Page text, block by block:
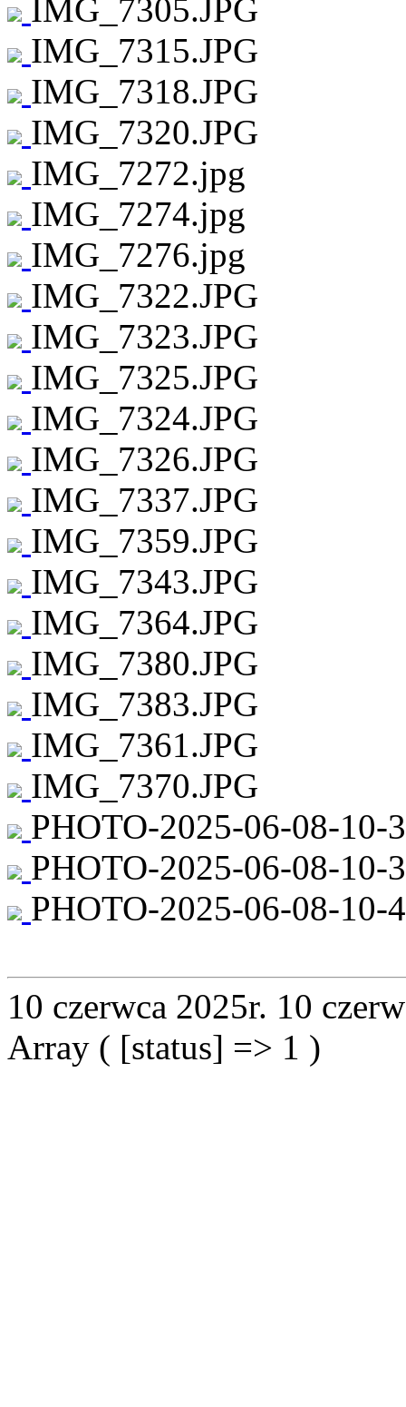
IMG_7305.JPG
IMG_7315.JPG
IMG_7318.JPG
IMG_7320.JPG
IMG_7272.jpg
IMG_7274.jpg
IMG_7276.jpg
IMG_7322.JPG
IMG_7323.JPG
IMG_7325.JPG
IMG_7324.JPG
IMG_7326.JPG
IMG_7337.JPG
IMG_7359.JPG
IMG_7343.JPG
IMG_7364.JPG
IMG_7380.JPG
IMG_7383.JPG
IMG_7361.JPG
IMG_7370.JPG
PHOTO-2025-06-08-10-
PHOTO-2025-06-08-10-
PHOTO-2025-06-08-10-
10 czerwca 2025r. 10
Array ( [status] => 1 )